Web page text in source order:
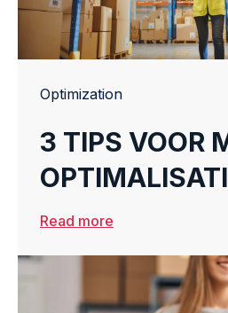
Optimization
3 TIPS VOOR
Read more